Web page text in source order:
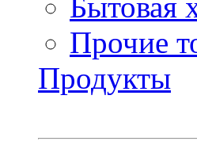
Прочие
Продукты